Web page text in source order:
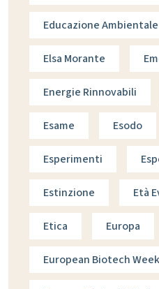
Educazione Ambientale
Elsa Morante
Energie Rinnovabili
Esame Esodo
Esperimenti
Estinzione Età
Etica Europa
European Biotech Week